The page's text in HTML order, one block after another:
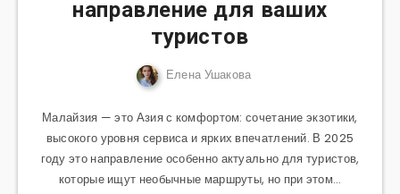
направление для ваших
туристов
Елена Ушакова
Малайзия — это Азия с комфортом: сочетание экзотики,
высокого уровня сервиса и ярких впечатлений. В 2025
году это направление особенно актуально для туристов,
которые ищут необычные маршруты, но при этом…